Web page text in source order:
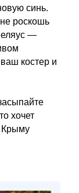
синь.
роскошь
—
костер и
хочет
Крыму